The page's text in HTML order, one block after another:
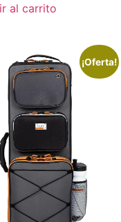
al carrito
¡Oferta!